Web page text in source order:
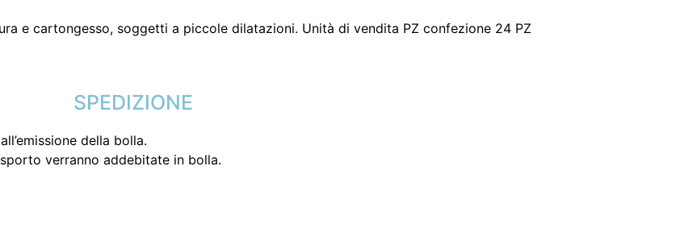
e cartongesso, soggetti a piccole dilatazioni. Unità di vendita PZ confezione 24 PZ
SPEDIZIONE
della bolla.
verranno addebitate in bolla.